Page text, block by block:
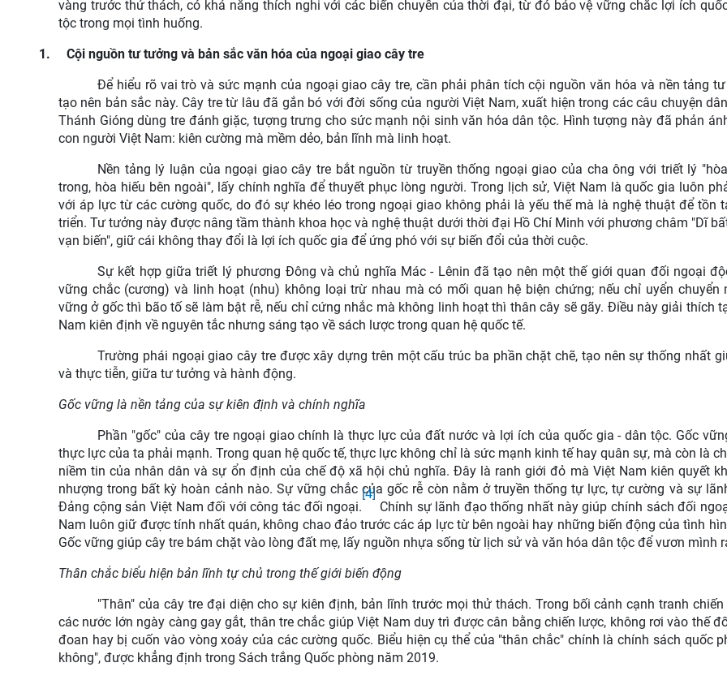
vàng trước thử thách, có khả năng thích nghi với các biến chuyển của thời đại, từ đó bảo vệ vững chắc lợi ích
tộc trong mọi tình huống.
1.
Cội nguồn tư tưởng và bản sắc văn hóa của ngoại giao cây tre
Để hiểu rõ vai trò và sức mạnh của ngoại giao cây tre, cần phải phân tích cội nguồn văn hóa và nền tảng
tạo nên bản sắc này. Cây tre từ lâu đã gắn bó với đời sống của người Việt Nam, xuất hiện trong các câu chuyện
Thánh Gióng dùng tre đánh giặc, tượng trưng cho sức mạnh nội sinh văn hóa dân tộc. Hình tượng này đã phản
con người Việt Nam: kiên cường mà mềm dẻo, bản lĩnh mà linh hoạt.
Nền tảng lý luận của ngoại giao cây tre bắt nguồn từ truyền thống ngoại giao của cha ông với triết lý
trong, hòa hiếu bên ngoài", lấy chính nghĩa để thuyết phục lòng người. Trong lịch sử, Việt Nam là quốc gia luôn
với áp lực từ các cường quốc, do đó sự khéo léo trong ngoại giao không phải là yếu thế mà là nghệ thuật để tồn
triển. Tư tưởng này được nâng tầm thành khoa học và nghệ thuật dưới thời đại Hồ Chí Minh với phương châm "Dĩ
vạn biến", giữ cái không thay đổi là lợi ích quốc gia để ứng phó với sự biến đổi của thời cuộc.
Sự kết hợp giữa triết lý phương Đông và chủ nghĩa Mác - Lênin đã tạo nên một thế giới quan đối ngoại
vững chắc (cương) và linh hoạt (nhu) không loại trừ nhau mà có mối quan hệ biện chứng; nếu chỉ uyển chuyển
vững ở gốc thì bão tố sẽ làm bật rễ, nếu chỉ cứng nhắc mà không linh hoạt thì thân cây sẽ gãy. Điều này giải thích
Nam kiên định về nguyên tắc nhưng sáng tạo về sách lược trong quan hệ quốc tế.
Trường phái ngoại giao cây tre được xây dựng trên một cấu trúc ba phần chặt chẽ, tạo nên sự thống nhất
và thực tiễn, giữa tư tưởng và hành động.
Gốc vững là nền tảng của sự kiên định và chính nghĩa
Phần "gốc" của cây tre ngoại giao chính là thực lực của đất nước và lợi ích của quốc gia - dân tộc. Gốc
thực lực của ta phải mạnh. Trong quan hệ quốc tế, thực lực không chỉ là sức mạnh kinh tế hay quân sự, mà còn là
niềm tin của nhân dân và sự ổn định của chế độ xã hội chủ nghĩa. Đây là ranh giới đỏ mà Việt Nam kiên quyết
nhượng trong bất kỳ hoàn cảnh nào. Sự vững chắc của gốc rễ còn nằm ở truyền thống tự lực, tự cường và sự
Đảng cộng sản Việt Nam đối với công tác đối ngoại.
[4]
Chính sự lãnh đạo thống nhất này giúp chính sách đối
Nam luôn giữ được tính nhất quán, không chao đảo trước các áp lực từ bên ngoài hay những biến động của tình
Gốc vững giúp cây tre bám chặt vào lòng đất mẹ, lấy nguồn nhựa sống từ lịch sử và văn hóa dân tộc để vươn mình
Thân chắc biểu hiện bản lĩnh tự chủ trong thế giới biến động
"Thân" của cây tre đại diện cho sự kiên định, bản lĩnh trước mọi thử thách. Trong bối cảnh cạnh tranh
các nước lớn ngày càng gay gắt, thân tre chắc giúp Việt Nam duy trì được cân bằng chiến lược, không rơi vào thế
đoan hay bị cuốn vào vòng xoáy của các cường quốc. Biểu hiện cụ thể của "thân chắc" chính là chính sách quốc
không", được khẳng định trong Sách trắng Quốc phòng năm 2019.